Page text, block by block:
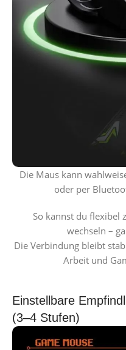
Die Maus kann
oder per
So kannst du flexibel
wechseln –
Die Verbindung bleibt
Arbeit und
Einstellbare
(3–4 Stufen)